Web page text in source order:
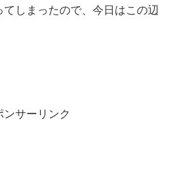
しまったので、今日はこの辺
ンサーリンク